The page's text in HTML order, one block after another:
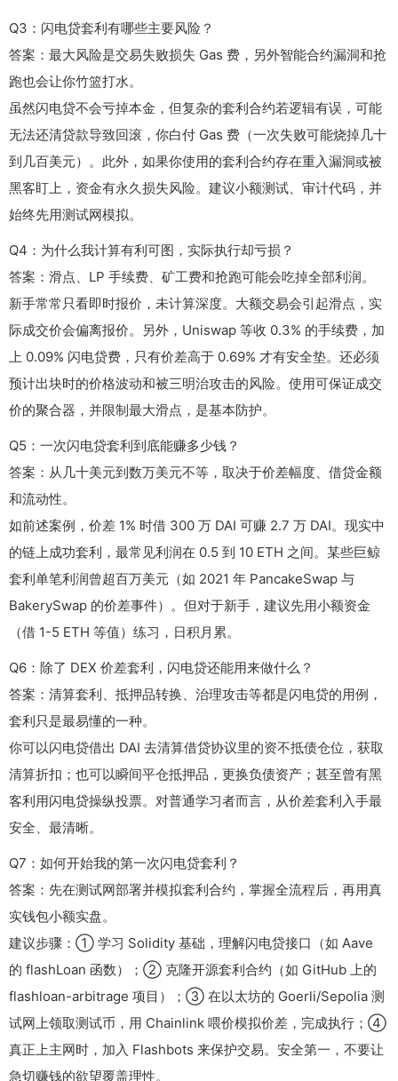
Q3：闪电贷套利有哪些主要风险？
答案：最大风险是交易失败损失 Gas 费，另外智能合约漏洞和抢
跑也会让你竹篮打水。
虽然闪电贷不会亏掉本金，但复杂的套利合约若逻辑有误，可能
无法还清贷款导致回滚，你白付 Gas 费（一次失败可能烧掉几十
到几百美元）。此外，如果你使用的套利合约存在重入漏洞或被
黑客盯上，资金有永久损失风险。建议小额测试、审计代码，并
始终先用测试网模拟。
Q4：为什么我计算有利可图，实际执行却亏损？
答案：滑点、LP 手续费、矿工费和抢跑可能会吃掉全部利润。
新手常常只看即时报价，未计算深度。大额交易会引起滑点，实
际成交价会偏离报价。另外，Uniswap 等收 0.3% 的手续费，加
上 0.09% 闪电贷费，只有价差高于 0.69% 才有安全垫。还必须
预计出块时的价格波动和被三明治攻击的风险。使用可保证成交
价的聚合器，并限制最大滑点，是基本防护。
Q5：一次闪电贷套利到底能赚多少钱？
答案：从几十美元到数万美元不等，取决于价差幅度、借贷金额
和流动性。
如前述案例，价差 1% 时借 300 万 DAI 可赚 2.7 万 DAI。现实中
的链上成功套利，最常见利润在 0.5 到 10 ETH 之间。某些巨鲸
套利单笔利润曾超百万美元（如 2021 年 PancakeSwap 与
BakerySwap 的价差事件）。但对于新手，建议先用小额资金
（借 1-5 ETH 等值）练习，日积月累。
Q6：除了 DEX 价差套利，闪电贷还能用来做什么？
答案：清算套利、抵押品转换、治理攻击等都是闪电贷的用例，
套利只是最易懂的一种。
你可以闪电贷借出 DAI 去清算借贷协议里的资不抵债仓位，获取
清算折扣；也可以瞬间平仓抵押品，更换负债资产；甚至曾有黑
客利用闪电贷操纵投票。对普通学习者而言，从价差套利入手最
安全、最清晰。
Q7：如何开始我的第一次闪电贷套利？
答案：先在测试网部署并模拟套利合约，掌握全流程后，再用真
实钱包小额实盘。
建议步骤：① 学习 Solidity 基础，理解闪电贷接口（如 Aave
的 flashLoan 函数）；② 克隆开源套利合约（如 GitHub 上的
flashloan-arbitrage 项目）；③ 在以太坊的 Goerli/Sepolia 测
试网上领取测试币，用 Chainlink 喂价模拟价差，完成执行；④
真正上主网时，加入 Flashbots 来保护交易。安全第一，不要让
急切赚钱的欲望覆盖理性。